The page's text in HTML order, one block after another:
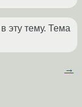
эту тему. Тема
→